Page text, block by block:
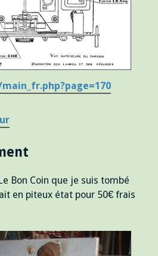
Bon Coin que je suis tombé
en piteux état pour 50€ frais